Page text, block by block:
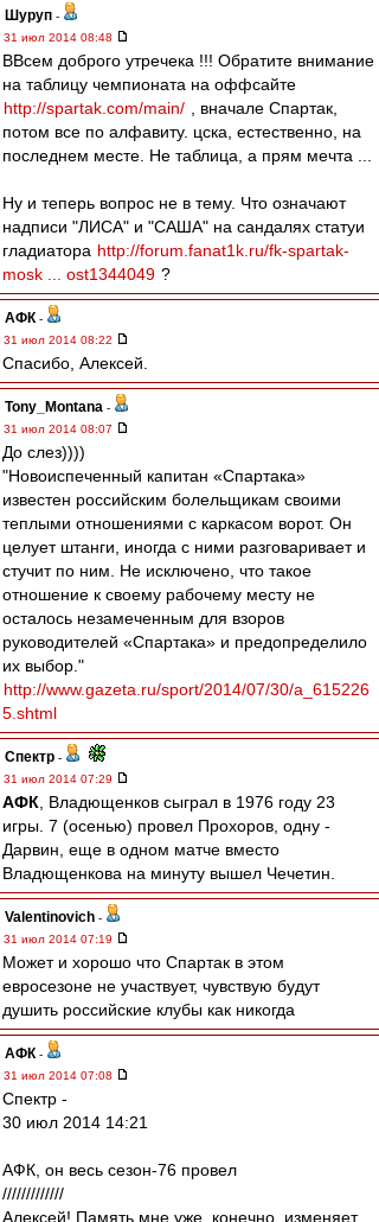
Шуруп -
31 июл 2014 08:48
ВВсем доброго утречека !!! Обратите внимание
на таблицу чемпионата на оффсайте
http://spartak.com/main/ , вначале Спартак,
потом все по алфавиту. цска, естественно, на
последнем месте. Не таблица, а прям мечта ...
Ну и теперь вопрос не в тему. Что означают
надписи "ЛИСА" и "САША" на сандалях статуи
гладиатора http://forum.fanat1k.ru/fk-spartak-
mosk ... ost1344049 ?
АФК -
31 июл 2014 08:22
Спасибо, Алексей.
Tony_Montana -
31 июл 2014 08:07
До слез))))
"Новоиспеченный капитан «Спартака»
известен российским болельщикам своими
теплыми отношениями с каркасом ворот. Он
целует штанги, иногда с ними разговаривает и
стучит по ним. Не исключено, что такое
отношение к своему рабочему месту не
осталось незамеченным для взоров
руководителей «Спартака» и предопределило
их выбор."
http://www.gazeta.ru/sport/2014/07/30/a_615226
5.shtml
Спектр -
31 июл 2014 07:29
АФК , Владющенков сыграл в 1976 году 23
игры. 7 (осенью) провел Прохоров, одну -
Дарвин, еще в одном матче вместо
Владющенкова на минуту вышел Чечетин.
Valentinovich -
31 июл 2014 07:19
Может и хорошо что Спартак в этом
евросезоне не участвует, чувствую будут
душить российские клубы как никогда
АФК -
31 июл 2014 07:08
Спектр -
30 июл 2014 14:21
АФК, он весь сезон-76 провел
/////////////
Алексей! Память мне уже, конечно, изменяет,